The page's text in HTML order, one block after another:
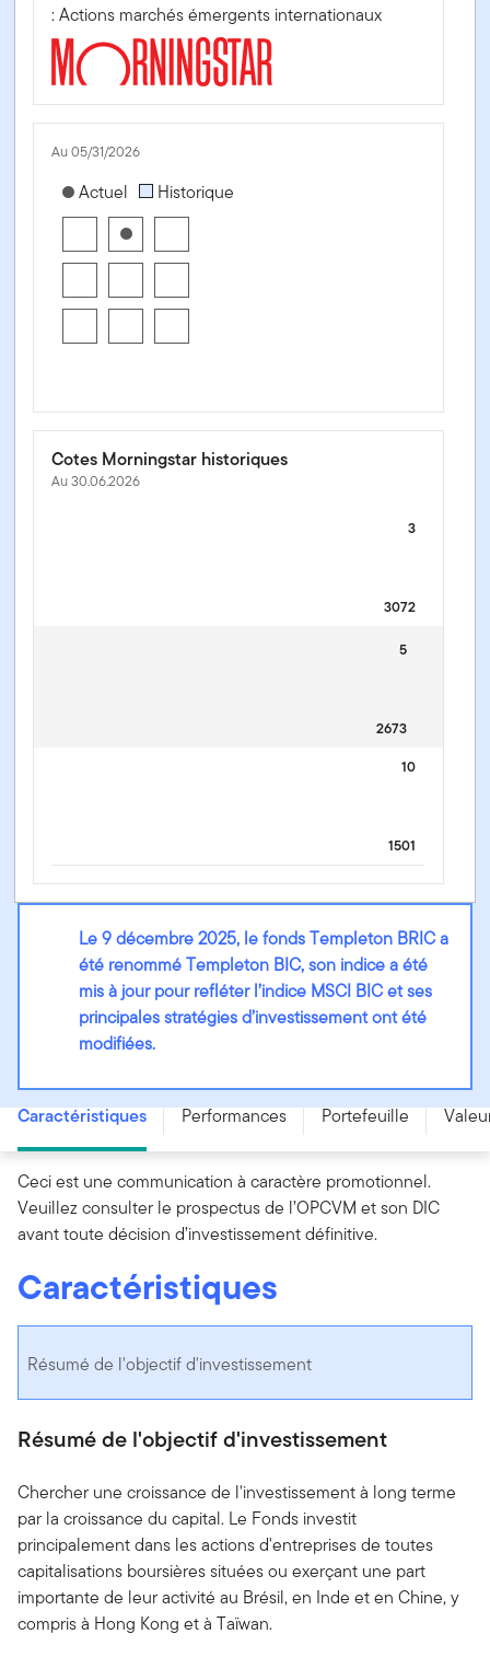
: Actions marchés émergents internationaux
Au 05/31/2026
[products.morningstar-stylebox-title-sr-equity]
Actuel Historique
Cotes Morningstar historiques
Au 30.06.2026
3
3072
5
2673
10
1501
Le 9 décembre 2025, le fonds Templeton BRIC a
été renommé Templeton BIC, son indice a été
mis à jour pour refléter l’indice MSCI BIC et ses
principales stratégies d’investissement ont été
modifiées.
Caractéristiques Performances Portefeuille
Ceci est une communication à caractère promotionnel.
Veuillez consulter le prospectus de l’OPCVM et son DIC
avant toute décision d’investissement définitive.
Caractéristiques
Résumé de l'objectif d'investissement
Résumé de l'objectif d'investissement
Chercher une croissance de l'investissement à long terme
par la croissance du capital. Le Fonds investit
principalement dans les actions d'entreprises de toutes
capitalisations boursières situées ou exerçant une part
importante de leur activité au Brésil, en Inde et en Chine, y
compris à Hong Kong et à Taïwan.